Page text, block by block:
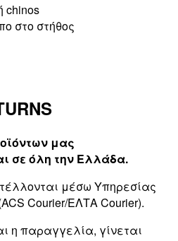
chinos
στο στήθος
μας
σε όλη την Ελλάδα.
μέσω Υπηρεσίας
Courier/ΕΛΤΑ Courier).
η παραγγελία, γίνεται